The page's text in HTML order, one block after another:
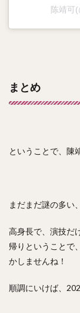
陈靖可
まとめ
ということで、陳
まだまだ謎の多い
高身長で、演技だ
帰りということで
かしませんね！
順調にいけば、